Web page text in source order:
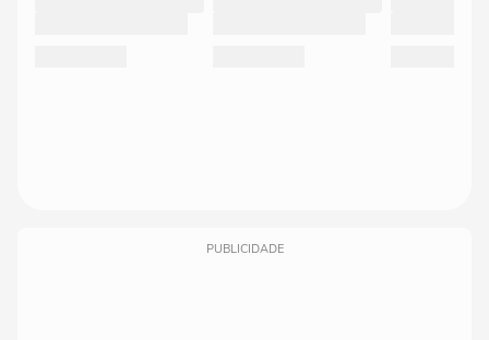
PUBLICIDADE